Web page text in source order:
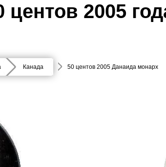
2005
Канада 50 центов 2005 Данаида монарх